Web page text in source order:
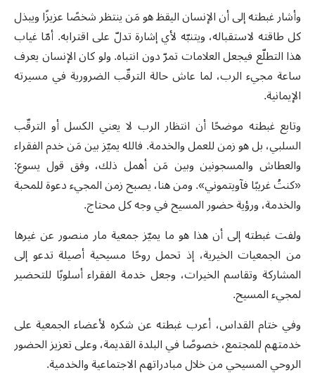
وأشار غبطته إلى أن الإنسان اليقظ هو مَن ينتظر شخصًا عزيزًا ويبذل
كل طاقته لاستقباله، ويتنبّه لأي إشارة تدلّ على اقترابه. أمّا غياب
هذا التطلّع فيجعل العلامات تمرّ دون انتباه. ولو كان الإنسان يعرف
ساعة مجيء الرب، لما عاش حالة الترقّب الضرورية في مسيرته
الإيمانية.
وتابع غبطته موضحًا أن انتظار الرب لا يعني الكسل أو الترقّب
السلبي، بل هو زمن للعمل والخدمة. فالله يميّز بين مَن خدم الفقراء
والعطاش والمسجونين وبين مَن أهمل ذلك، وفق قول يسوع:
«كنتُ غريبًا فآويتموني». ومن هنا، يصبح زمن المجيء دعوة للمحبة
والخدمة، ورؤية حضور المسيح في وجه كل محتاج.
ولفت غبطته إلى أن هذا هو ما يميّز جمعية مار منصور عن غيرها
من الجمعيات الخيرية، إذ تحمل روحًا مسيحية أصيلة تدعو إلى
المشاركة وتقاسم الخيرات، وجعل خدمة الفقراء أسلوبًا للتحضير
لمجيء المسيح.
وفي ختام القداس، أعرب غبطته عن شكره لأعضاء الجمعية على
خدمتهم للمجتمع، خصوصًا في البلدة القديمة، وعلى تعزيز الحضور
الروحي المسيحي من خلال مبادراتهم الاجتماعية والخدمية.